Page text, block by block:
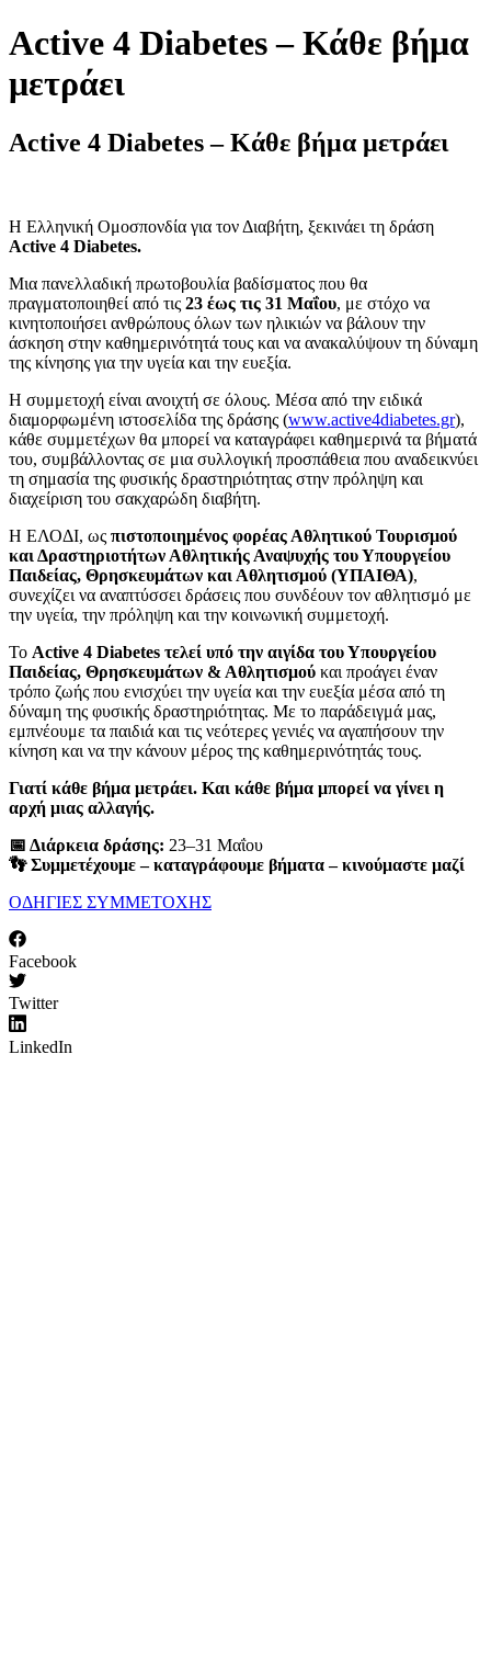
Active 4 Diabetes – Κάθε βήμα
μετράει
Active 4 Diabetes – Κάθε βήμα μετράει
Η Ελληνική Ομοσπονδία για τον Διαβήτη, ξεκινάει τη δράση
Active 4 Diabetes.
Mια πανελλαδική πρωτοβουλία βαδίσματος που θα
πραγματοποιηθεί από τις 23 έως τις 31 Μαΐου, με στόχο να
κινητοποιήσει ανθρώπους όλων των ηλικιών να βάλουν την
άσκηση στην καθημερινότητά τους και να ανακαλύψουν τη δύναμη
της κίνησης για την υγεία και την ευεξία.
Η συμμετοχή είναι ανοιχτή σε όλους. Μέσα από την ειδικά
διαμορφωμένη ιστοσελίδα της δράσης (www.active4diabetes.gr),
κάθε συμμετέχων θα μπορεί να καταγράφει καθημερινά τα βήματά
του, συμβάλλοντας σε μια συλλογική προσπάθεια που αναδεικνύει
τη σημασία της φυσικής δραστηριότητας στην πρόληψη και
διαχείριση του σακχαρώδη διαβήτη.
Η ΕΛΟΔΙ, ως πιστοποιημένος φορέας Αθλητικού Τουρισμού
και Δραστηριοτήτων Αθλητικής Αναψυχής του Υπουργείου
Παιδείας, Θρησκευμάτων και Αθλητισμού (ΥΠΑΙΘΑ),
συνεχίζει να αναπτύσσει δράσεις που συνδέουν τον αθλητισμό με
την υγεία, την πρόληψη και την κοινωνική συμμετοχή.
Το Active 4 Diabetes τελεί υπό την αιγίδα του Υπουργείου
Παιδείας, Θρησκευμάτων & Αθλητισμού και προάγει έναν
τρόπο ζωής που ενισχύει την υγεία και την ευεξία μέσα από τη
δύναμη της φυσικής δραστηριότητας. Με το παράδειγμά μας,
εμπνέουμε τα παιδιά και τις νεότερες γενιές να αγαπήσουν την
κίνηση και να την κάνουν μέρος της καθημερινότητάς τους.
Γιατί κάθε βήμα μετράει. Και κάθε βήμα μπορεί να γίνει η
αρχή μιας αλλαγής.
📅 Διάρκεια δράσης: 23–31 Μαΐου
👣 Συμμετέχουμε – καταγράφουμε βήματα – κινούμαστε μαζί
ΟΔΗΓΙΕΣ ΣΥΜΜΕΤΟΧΗΣ
Facebook
Twitter
LinkedIn